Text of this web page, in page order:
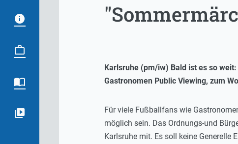
Karlsruhe (pm/iw) Bald ist es so
Gastronomen Public Viewing, zum
Für viele Fußballfans wie
möglich sein. Das Ordnungs-und
Karlsruhe mit. Es soll keine Generelle